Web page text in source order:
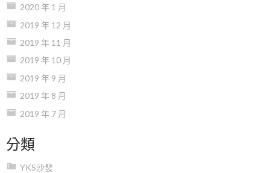
2020 年 1 月
2019 年 12 月
2019 年 11 月
2019 年 10 月
2019 年 9 月
2019 年 8 月
2019 年 7 月
分類
YKS沙發